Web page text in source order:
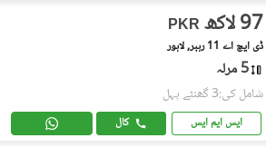
PKR 97 لاکھ
ڈی ایچ اے 11 رہبر, لاہور
5 مرلہ
شامل کی:3 گھنٹے پہل
ایس ایم ایس کال